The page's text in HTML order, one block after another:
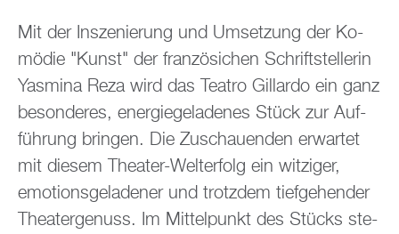
Mit der In­sze­nie­rung und Um­set­zung der Ko­
mö­die "Kunst" der fran­zö­si­chen Schrift­stel­le­rin
Yas­mi­na Reza wird das Tea­tro Gil­lar­do ein ganz
be­son­de­res, en­er­gie­ge­la­de­nes Stück zur Auf­
füh­rung brin­gen. Die Zu­schau­en­den er­war­tet
mit die­sem Thea­ter-Welt­erfolg ein wit­zi­ger,
emo­ti­ons­ge­la­de­ner und trotz­dem tief­ge­hen­der
Thea­ter­ge­nuss. Im Mit­tel­punkt des Stücks ste­